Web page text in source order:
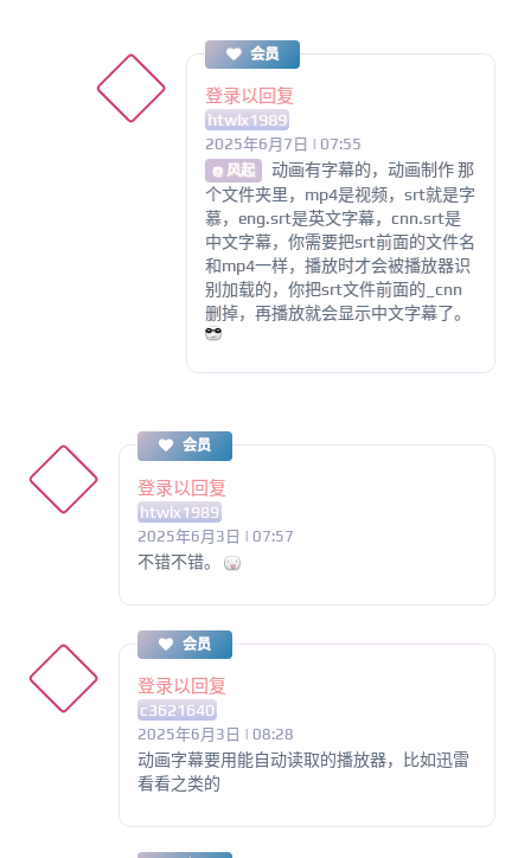
会员
登录以回复
htwlx1989
2025年6月7日 | 07:55
@ 风起
动画有字幕的，动画制作 那
个文件夹里，mp4是视频，srt就是字
慕，eng.srt是英文字幕，cnn.srt是
中文字幕，你需要把srt前面的文件名
和mp4一样，播放时才会被播放器识
别加载的，你把srt文件前面的_cnn
删掉，再播放就会显示中文字幕了。
会员
登录以回复
htwlx1989
2025年6月3日 | 07:57
不错不错。
会员
登录以回复
c3621640
2025年6月3日 | 08:28
动画字幕要用能自动读取的播放器，比如迅雷
看看之类的